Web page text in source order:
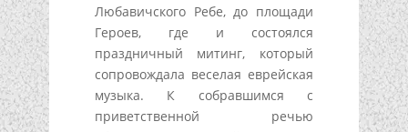
Любавичского Ребе, до площади
Героев, где и состоялся
праздничный митинг, который
сопровождала веселая еврейская
музыка. К собравшимся с
приветственной речью